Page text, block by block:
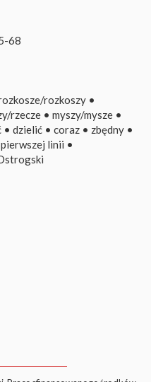
68
rozkoszy •
rzecze • myszy/mysze •
• dzielić • coraz • zbędny •
linii •